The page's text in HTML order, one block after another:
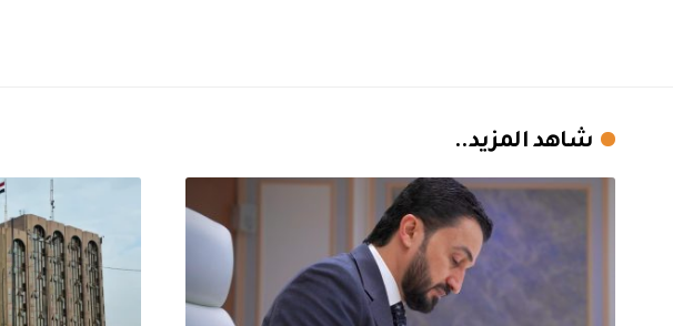
شاهد المزيد..